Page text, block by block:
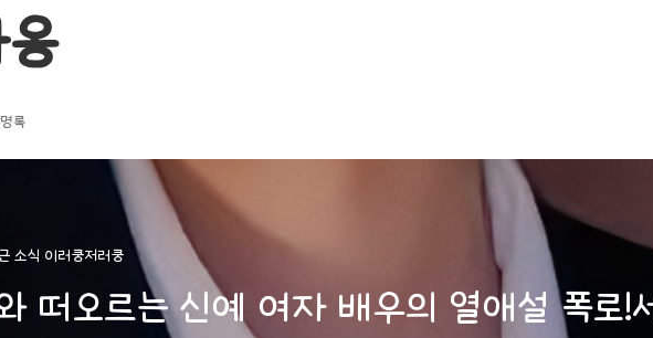
록
소식 이러쿵저러쿵
떠오르는 신예 여자 배우의 열애설 폭로!